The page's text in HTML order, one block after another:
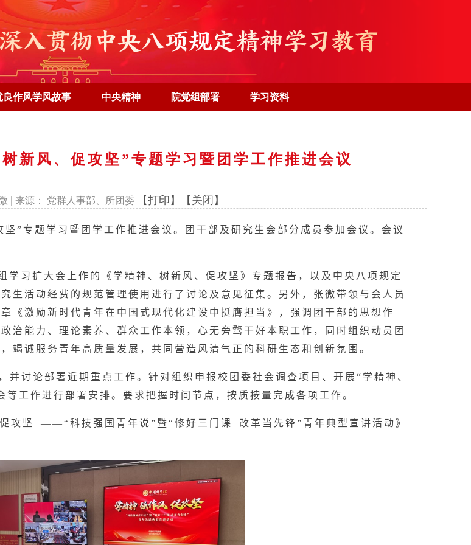
良作风学风故事 中央精神 院党组部署 学习资料
新风、促攻坚”专题学习暨团学工作推进会议
| 来源： 党群人事部、所团委 【打印】 【关闭】
”专题学习暨团学工作推进会议。团干部及研究生会部分成员参加会议。会议
学习扩大会上作的《学精神、树新风、促攻坚》专题报告，以及中央八项规定
生活动经费的规范管理使用进行了讨论及意见征集。另外，张微带领与会人员
《激励新时代青年在中国式现代化建设中挺膺担当》，强调团干部的思想作
治能力、理论素养、群众工作本领，心无旁骛干好本职工作，同时组织动员团
竭诚服务青年高质量发展，共同营造风清气正的科研生态和创新氛围。
讨论部署近期重点工作。针对组织申报校团委社会调查项目、开展“学精神、
工作进行部署安排。要求把握时间节点，按质按量完成各项工作。
攻坚 ——“科技强国青年说”暨“修好三门课 改革当先锋”青年典型宣讲活动》